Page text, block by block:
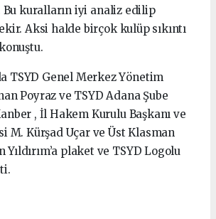
Bu kuralların iyi analiz edilip
Aksi halde birçok kulüp sıkıntı
TSYD Genel Merkez Yönetim
Poyraz ve TSYD Adana Şube
, İl Hakem Kurulu Başkanı ve
M. Kürşad Uçar ve Üst Klasman
plaket ve TSYD Logolu